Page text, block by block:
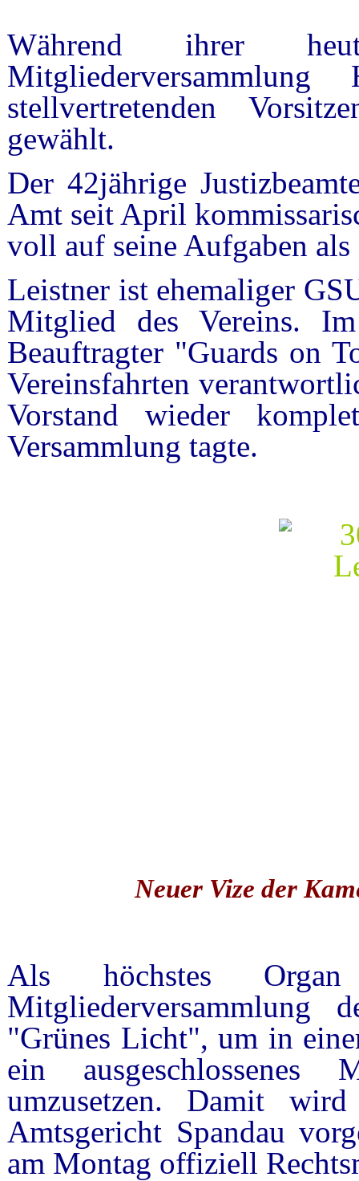
Während ihrer
stellvertretenden
gewählt.
Der 42jährige
Amt seit April
voll auf seine Aufgaben
Leistner ist ehemaliger
Mitglied des Vereins.
Beauftragter "Guards on
Vereinsfahrten
Vorstand wieder
Versammlung tagte.
Neuer Vize der
Als höchstes
Mitgliederversammlung
"Grünes Licht", um in
ein ausgeschlossenes
umzusetzen. Damit
Amtsgericht Spandau
am Montag offiziell